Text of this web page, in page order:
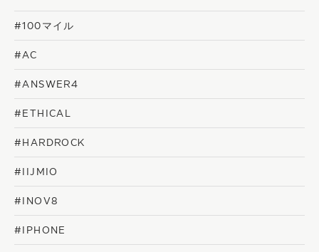
#100マイル
#AC
#ANSWER4
#ETHICAL
#HARDROCK
#IIJMIO
#INOV8
#IPHONE